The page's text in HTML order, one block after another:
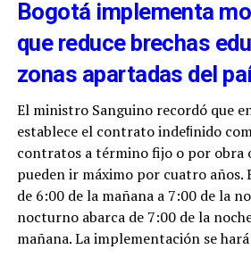
Bogotá implementa
que reduce brechas
zonas apartadas del
El ministro Sanguino recordó que
establece el contrato indeﬁnido
contratos a término fijo o por obra
pueden ir máximo por cuatro años.
de 6:00 de la mañana a 7:00 de la
nocturno abarca de 7:00 de la
mañana. La implementación se hará